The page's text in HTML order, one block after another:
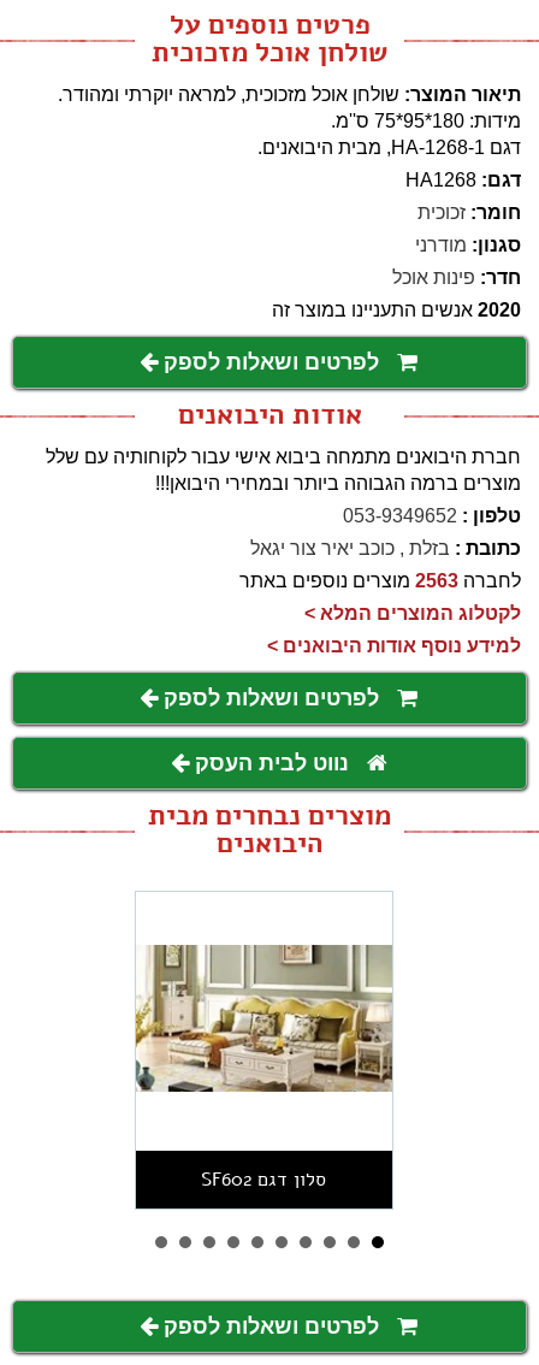
פרטים נוספים על
שולחן אוכל מזכוכית
תיאור המוצר: שולחן אוכל מזכוכית, למראה יוקרתי ומהודר.
מידות: 180*95*75 ס''מ.
דגם HA-1268-1, מבית היבואנים.
דגם: HA1268
חומר: זכוכית
סגנון: מודרני
חדר: פינות אוכל
2020 אנשים התעניינו במוצר זה
לפרטים ושאלות לספק
אודות היבואנים
חברת היבואנים מתמחה ביבוא אישי עבור לקוחותיה עם שלל
מוצרים ברמה הגבוהה ביותר ובמחירי היבואן!!!
טלפון : 053-9349652
כתובת : בזלת , כוכב יאיר צור יגאל
לחברה 2563 מוצרים נוספים באתר
לקטלוג המוצרים המלא >
למידע נוסף אודות היבואנים >
לפרטים ושאלות לספק
נווט לבית העסק
מוצרים נבחרים מבית
היבואנים
סלון דגם SF602
לפרטים ושאלות לספק